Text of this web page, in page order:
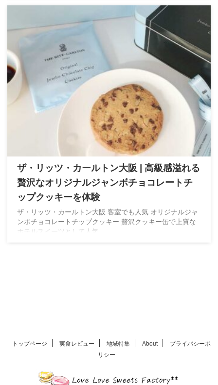
ザ・リッツ・カールトン大阪 | 高級感溢れる
贅沢なオリジナルジャンボチョコレートチ
ップクッキーを体験
ザ・リッツ・カールトン大阪 客室でも人気 オリジナルジャ
ンボチョコレートチップクッキー 贅沢クッキー缶で上質な
ホテルスイーツとして人気
トップページ 実食レビュー 地域特集 About
プライバシーポ
リシー